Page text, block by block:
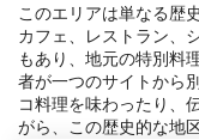
このエリアは単なる歴
カフェ、レストラン、
もあり、地元の特別料
者が一つのサイトから
コ料理を味わったり、
がら、この歴史的な地